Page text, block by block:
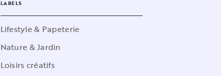
LABELS
Lifestyle & Papeterie
Nature & Jardin
Loisirs créatifs